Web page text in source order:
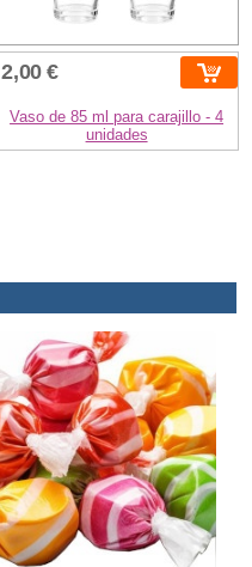
2,00 €
Vaso de 85 ml para carajillo - 4
unidades